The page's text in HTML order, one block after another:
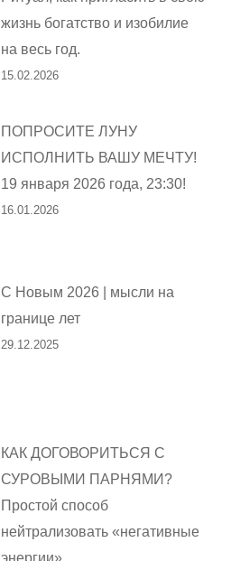
жизнь богатство и изобилие
на весь год.
15.02.2026
ПОПРОСИТЕ ЛУНУ
ИСПОЛНИТЬ ВАШУ МЕЧТУ!
19 января 2026 года, 23:30!
16.01.2026
С Новым 2026 | мысли на
границе лет
29.12.2025
КАК ДОГОВОРИТЬСЯ С
СУРОВЫМИ ПАРНЯМИ?
Простой способ
нейтрализовать «негативные